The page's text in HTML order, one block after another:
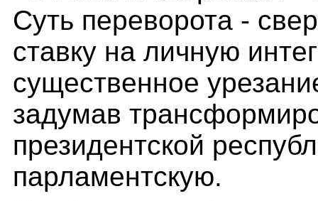
Суть переворота -
ставку на личную
существенное
задумав
президентской
парламентскую.